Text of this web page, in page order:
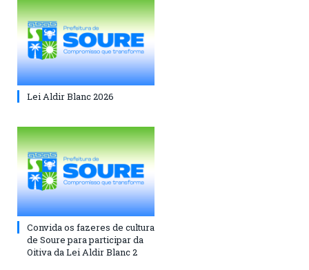
Lei Aldir Blanc 2026
Convida os fazeres de cultura
de Soure para participar da
Oitiva da Lei Aldir Blanc 2